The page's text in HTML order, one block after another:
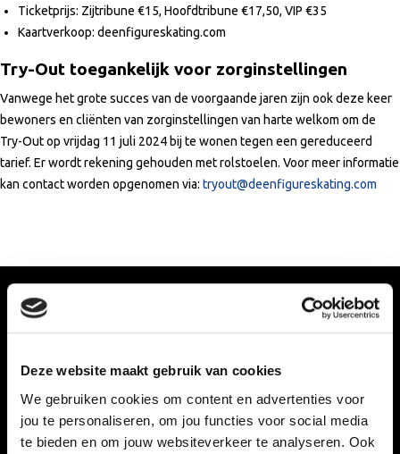
Deze website maakt gebruik van cookies
We gebruiken cookies om content en advertenties voor
jou te personaliseren, om jou functies voor social media
te bieden en om jouw websiteverkeer te analyseren. Ook
Ticketprijs: Zijtribune €15, Hoofdtribune €17,50, VIP €35
Kaartverkoop: deenfigureskating.com
Try-Out toegankelijk voor zorginstellingen
Vanwege het grote succes van de voorgaande jaren zijn ook deze keer
bewoners en cliënten van zorginstellingen van harte welkom om de
Try-Out op vrijdag 11 juli 2024 bij te wonen tegen een gereduceerd
tarief. Er wordt rekening gehouden met rolstoelen. Voor meer informatie
kan contact worden opgenomen via: tryout@deenfigureskating.com